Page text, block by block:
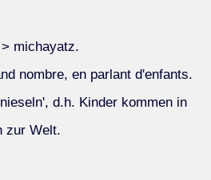
michayatz.
nombre, en parlant d'enfants.
d.h. Kinder kommen in
zur Welt.